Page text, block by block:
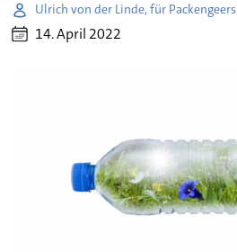
Ulrich von der Linde, für Packengeers
14. April 2022